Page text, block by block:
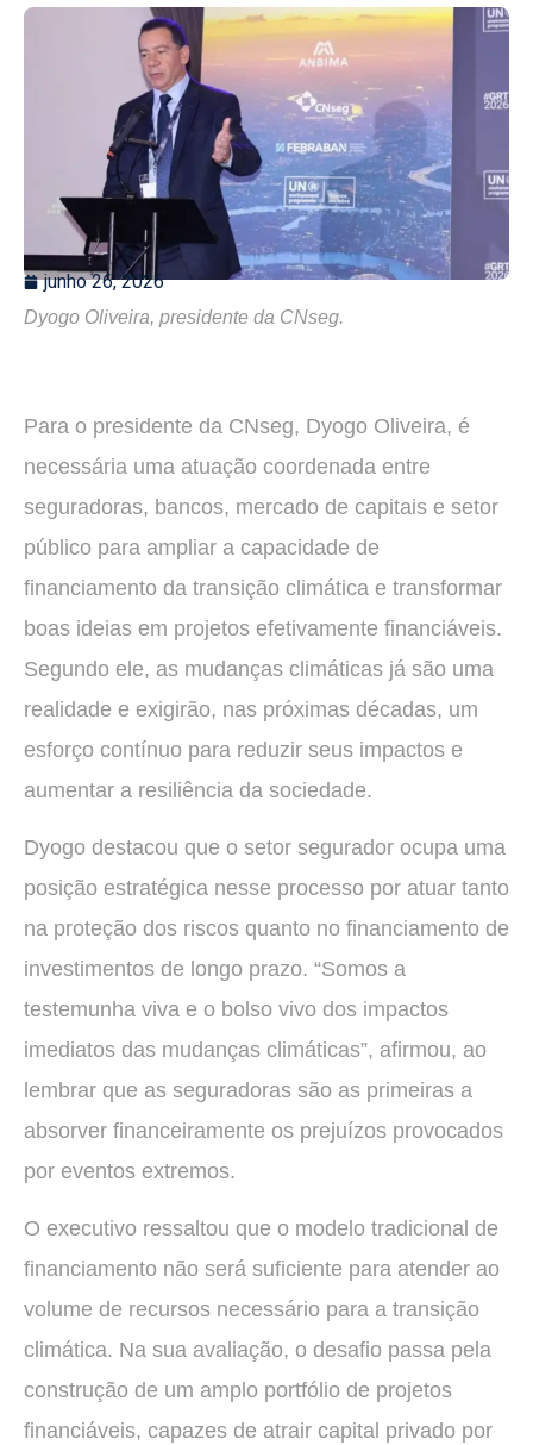
junho 26, 2026
Dyogo Oliveira, presidente da CNseg.
Para o presidente da CNseg, Dyogo Oliveira, é
necessária uma atuação coordenada entre
seguradoras, bancos, mercado de capitais e setor
público para ampliar a capacidade de
financiamento da transição climática e transformar
boas ideias em projetos efetivamente financiáveis.
Segundo ele, as mudanças climáticas já são uma
realidade e exigirão, nas próximas décadas, um
esforço contínuo para reduzir seus impactos e
aumentar a resiliência da sociedade.
Dyogo destacou que o setor segurador ocupa uma
posição estratégica nesse processo por atuar tanto
na proteção dos riscos quanto no financiamento de
investimentos de longo prazo. “Somos a
testemunha viva e o bolso vivo dos impactos
imediatos das mudanças climáticas”, afirmou, ao
lembrar que as seguradoras são as primeiras a
absorver financeiramente os prejuízos provocados
por eventos extremos.
O executivo ressaltou que o modelo tradicional de
financiamento não será suficiente para atender ao
volume de recursos necessário para a transição
climática. Na sua avaliação, o desafio passa pela
construção de um amplo portfólio de projetos
financiáveis, capazes de atrair capital privado por